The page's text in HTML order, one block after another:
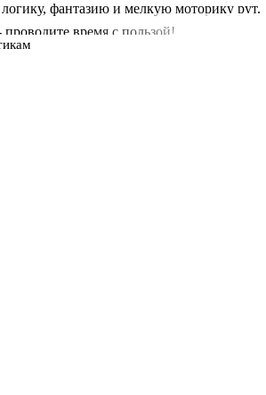
фантазию и мелкую моторику рут.
время с пользой!